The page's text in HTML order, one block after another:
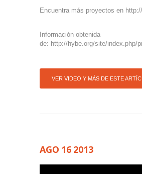
Encuentra más proyectos en
Información obtenida
de: http://hybe.org/site/index.php/
VER VIDEO Y MÁS DE ESTE
AGO 16 2013